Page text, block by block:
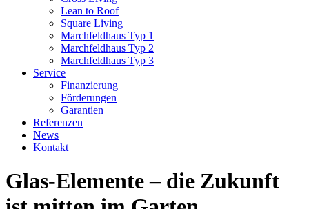
Lean to Roof
Square Living
Marchfeldhaus Typ 1
Marchfeldhaus Typ 2
Marchfeldhaus Typ 3
Service
Finanzierung
Förderungen
Garantien
Referenzen
News
Kontakt
Glas-Elemente – die Zukunft